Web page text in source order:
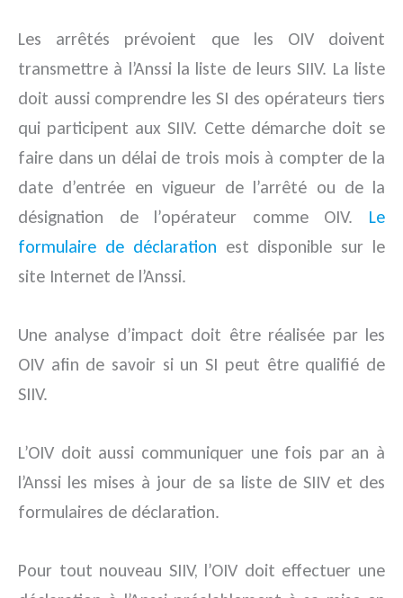
Les arrêtés prévoient que les OIV doivent
transmettre à l’Anssi la liste de leurs SIIV. La liste
doit aussi comprendre les SI des opérateurs tiers
qui participent aux SIIV. Cette démarche doit se
faire dans un délai de trois mois à compter de la
date d’entrée en vigueur de l’arrêté ou de la
désignation de l’opérateur comme OIV. Le
formulaire de déclaration est disponible sur le
site Internet de l’Anssi.
Une analyse d’impact doit être réalisée par les
OIV afin de savoir si un SI peut être qualifié de
SIIV.
L’OIV doit aussi communiquer une fois par an à
l’Anssi les mises à jour de sa liste de SIIV et des
formulaires de déclaration.
Pour tout nouveau SIIV, l’OIV doit effectuer une